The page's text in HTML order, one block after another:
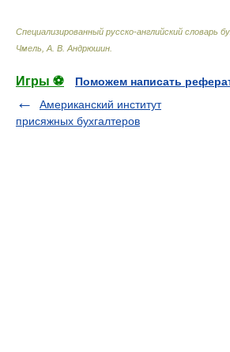
Специализированный русско-английский словарь
Чмель, А. В. Андрюшин
Игры ⚽
Поможем написать
Американский институт
присяжных бухгалтеров